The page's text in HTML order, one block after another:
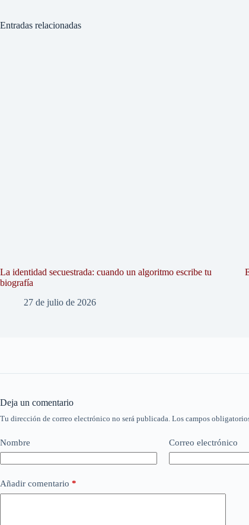
Entradas relacionadas
La identidad secuestrada: cuando un algoritmo escribe tu
biografía
27 de julio de 2026
Deja un comentario
Tu dirección de correo electrónico no será publicada. Los campos
Nombre Correo electrónico
Añadir comentario *